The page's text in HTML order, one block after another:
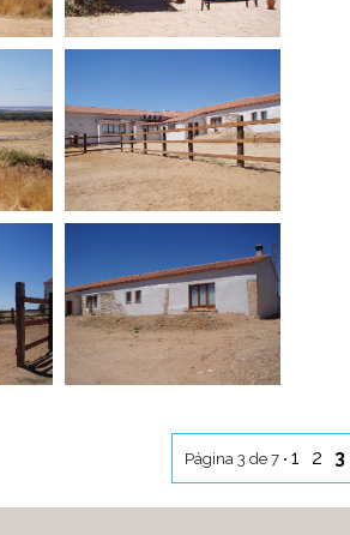
Página 3 de 7 • 1 2 3